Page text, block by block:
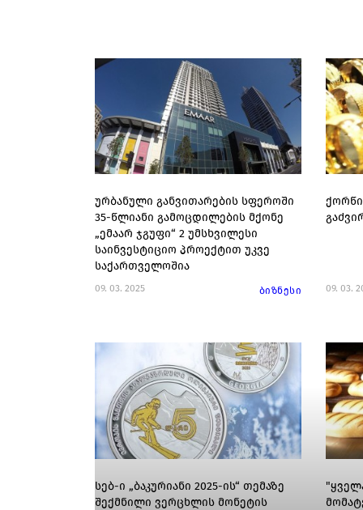
ურბანული განვითარების სფეროში
35-წლიანი გამოცდილების მქონე
„ემაარ ჯგუფი“ 2 უმსხვილესი
საინვესტიციო პროექტით უკვე
საქართველოშია
09. 03. 2025 ბიზნესი 09. 03.
სებ-ი „ბაკურიანი 2025-ის“ თემაზე
შექმნილი ვერცხლის მონეტის